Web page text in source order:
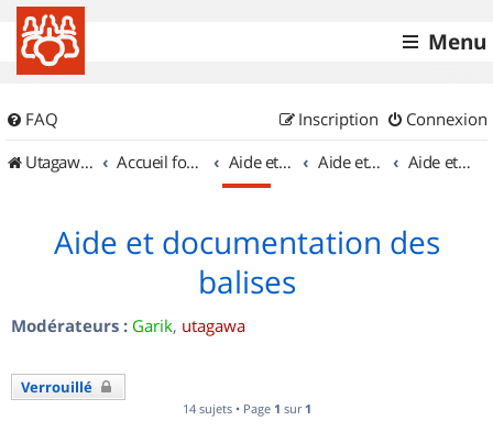
Menu
FAQ Connexion
Inscription
UtagawaVTT (Randos VTT et VTTAE avec traces GPS)
Accueil forum Aide et documentation Aide et documentation Aide et documentation des balises
Aide et documentation des
balises
Modérateurs : Garik, utagawa
Verrouillé
14 sujets • Page 1 sur 1